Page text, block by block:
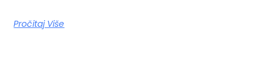
Pročitaj Više